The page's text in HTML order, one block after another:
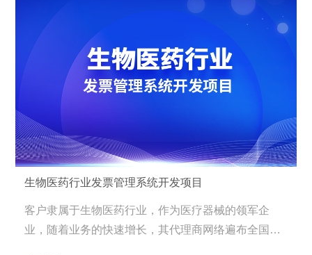
性。面对快速发展的业务需求与员工多样化的工作生
活方式，公司决定对其传统会议室进行改造升级，打
造一个集高效会议、休闲娱乐于一体的现代化多功能
空间，以适应不同场景下的使用需求，提升企业形象
与员工满意度。
生物医药行业发票管理系统开发项目
客户隶属于生物医药行业，作为医疗器械的领军企
业，随着业务的快速增长，其代理商网络遍布全国，